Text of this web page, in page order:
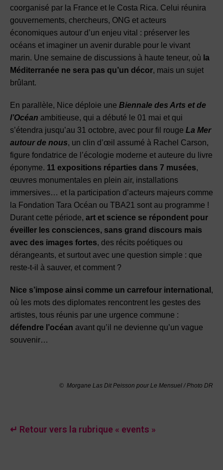
coorganisé par la France et le Costa Rica. Celui réunira
gouvernements, chercheurs, ONG et acteurs
économiques autour d’un enjeu vital : préserver les
océans et imaginer un avenir durable pour le vivant
marin. Une semaine de discussions à haute teneur, où la
Méditerranée ne sera pas qu’un décor, mais un sujet
brûlant.
En parallèle, Nice déploie une Biennale des Arts et de
l’Océan ambitieuse, qui a débuté le 01 mai et qui
s’étendra jusqu’au 31 octobre, avec pour fil rouge La Mer
autour de nous, un clin d’œil assumé à Rachel Carson,
figure fondatrice de l’écologie moderne et auteure du livre
éponyme. 11 expositions réparties dans 7 musées,
œuvres monumentales en plein air, installations
immersives… et la participation d’acteurs majeurs comme
la Fondation Tara Océan ou TBA21 sont au programme !
Durant cette période, art et science se répondent pour
éveiller les consciences, sans grand discours mais
avec des images fortes, des récits poétiques ou
dérangeants, et surtout avec une question simple : que
reste-t-il à sauver, et comment ?
Nice s’impose ainsi comme un carrefour international ,
où les mots des diplomates rencontrent les gestes des
artistes, tous réunis par une urgence commune :
défendre l’océan avant qu’il ne devienne qu’un vague
souvenir…
© Morgane Las Dit Peisson pour Le Mensuel / Photo DR
↵ Retour vers la rubrique « events »